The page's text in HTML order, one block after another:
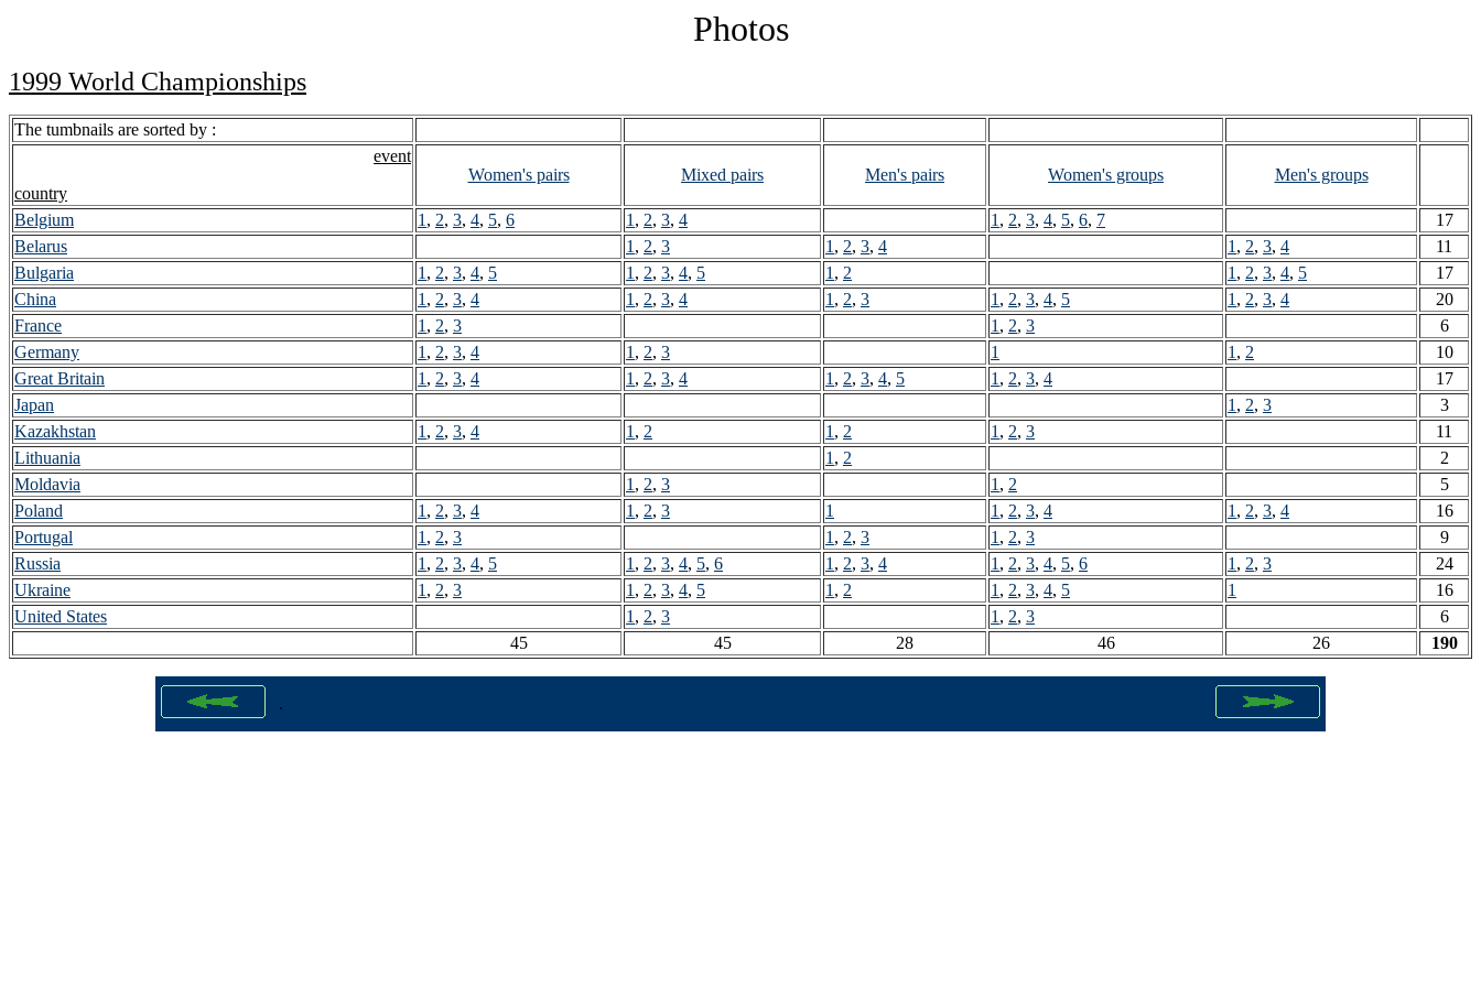
Photos
1999 World Championships
The tumbnails are sorted by :
event
country
Women's pairs Mixed pairs Men's pairs Women's groups Men's groups
Belgium 1 , 2, 3, 4, 5, 6 1 , 2, 3, 4 1 , 2, 3, 4, 5, 6, 7
17
Belarus
1 , 2, 3 1 , 2, 3, 4 1 , 2, 3, 4
11
Bulgaria
1 , 2, 3, 4, 5 1 , 2, 3, 4, 5 1 , 2 1 , 2, 3, 4, 5
17
China
1 , 2, 3, 4 1 , 2, 3, 4 1 , 2, 3 1 , 2, 3, 4, 5 1 , 2, 3, 4
20
France
1 , 2, 3 1 , 2, 3
6
Germany
1 , 2, 3, 4 1 , 2, 3 1 1 , 2
10
Great Britain
1 , 2, 3, 4 1 , 2, 3, 4 1 , 2, 3, 4, 5 1 , 2, 3, 4
17
Japan
1 , 2, 3
3
Kazakhstan
1 , 2, 3, 4 1 , 2 1 , 2 1 , 2, 3
11
Lithuania
1 , 2
2
Moldavia
1 , 2, 3 1 , 2
5
Poland
1 , 2, 3, 4 1 , 2, 3 1 1 , 2, 3, 4 1 , 2, 3, 4
16
Portugal
1 , 2, 3 1 , 2, 3 1 , 2, 3
9
Russia
1 , 2, 3, 4, 5 1 , 2, 3, 4, 5, 6 1 , 2, 3, 4 1 , 2, 3, 4, 5, 6 1 , 2, 3
24
Ukraine
1 , 2, 3 1 , 2, 3, 4, 5 1 , 2 1 , 2, 3, 4, 5 1
16
United States
1 , 2, 3 1 , 2, 3
6
45
45 28 46 26 190
.